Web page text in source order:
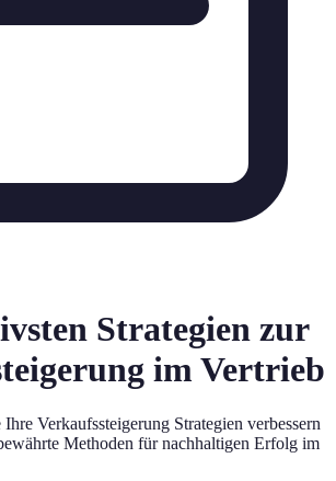
Strategien zur
im Vertrieb
Verkaufssteigerung Strategien verbessern
Methoden für nachhaltigen Erfolg im